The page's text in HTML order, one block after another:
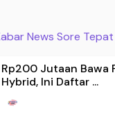
News Sore Tepat
Rp200 Jutaan Bawa
Hybrid, Ini Daftar ...